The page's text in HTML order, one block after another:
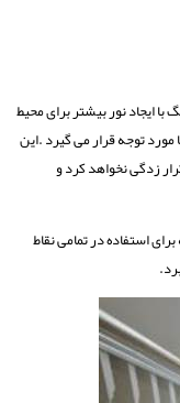
ایجاد نور بیشتر برای محیط
توجه قرار می گیرد .این
زدگی نخواهد کرد و
استفاده در تمامی نقاط